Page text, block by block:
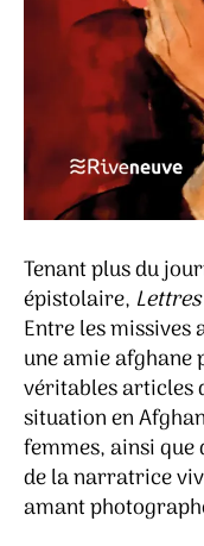
Tenant plus du
épistolaire,
Entre les
une amie afghane
véritables articles
situation en
femmes, ainsi que
de la narratrice
amant